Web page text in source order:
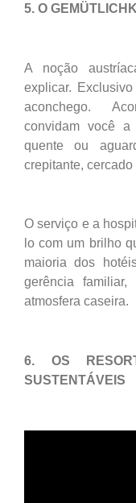
5. O
A noção
explicar.
aconchego.
convidam você
quente ou
crepitante,
O serviço e a
lo com um brilho
maioria dos
gerência
atmosfera caseira.
6. OS
SUSTENTÁVEIS